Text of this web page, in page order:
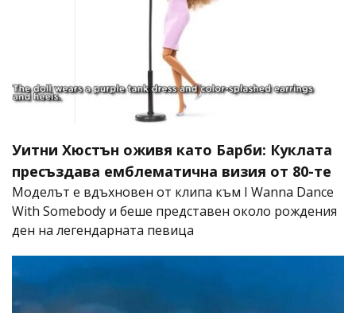
Уитни Хюстън оживя като Барби: Куклата
пресъздава емблематична визия от 80-те
Моделът е вдъхновен от клипа към I Wanna Dance
With Somebody и беше представен около рождения
ден на легендарната певица